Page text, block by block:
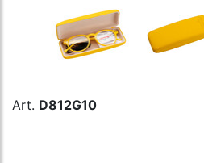
Art. D812G10